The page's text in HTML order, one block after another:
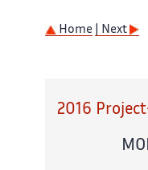
Home | Next
2016